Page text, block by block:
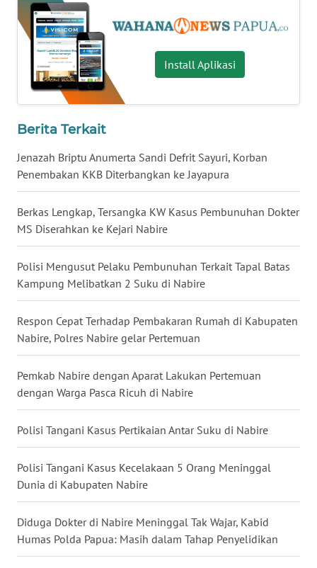
Install Aplikasi
Berita Terkait
Jenazah Briptu Anumerta Sandi Defrit Sayuri, Korban
Penembakan KKB Diterbangkan ke Jayapura
Berkas Lengkap, Tersangka KW Kasus Pembunuhan Dokter
MS Diserahkan ke Kejari Nabire
Polisi Mengusut Pelaku Pembunuhan Terkait Tapal Batas
Kampung Melibatkan 2 Suku di Nabire
Respon Cepat Terhadap Pembakaran Rumah di Kabupaten
Nabire, Polres Nabire gelar Pertemuan
Pemkab Nabire dengan Aparat Lakukan Pertemuan
dengan Warga Pasca Ricuh di Nabire
Polisi Tangani Kasus Pertikaian Antar Suku di Nabire
Polisi Tangani Kasus Kecelakaan 5 Orang Meninggal
Dunia di Kabupaten Nabire
Diduga Dokter di Nabire Meninggal Tak Wajar, Kabid
Humas Polda Papua: Masih dalam Tahap Penyelidikan
JATENG
WN
NUSANTARA
JATIM
BALI
KALBAR
KALTENG
WN
KALTARA
WN
KALSEL
WN
KALTIM
SULSEL